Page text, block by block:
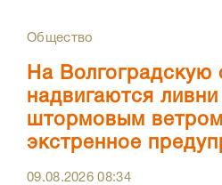
Общество
На Волгоградскую
надвигаются
штормовым
экстренное
09.08.202608:34